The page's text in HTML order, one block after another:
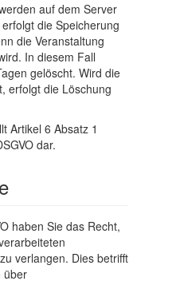
auf dem Server
die Speicherung
die Veranstaltung
In diesem Fall
gelöscht. Wird die
erfolgt die Löschung
Artikel 6 Absatz 1
dar.
haben Sie das Recht,
verlangen. Dies betrifft
über